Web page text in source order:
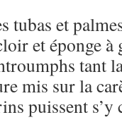
tubas et
et éponge
tant
mis sur la
puissent